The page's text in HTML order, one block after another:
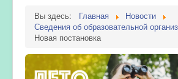
Вы здесь: Главная
Новости
Сведения об образовательной
Новая постановка